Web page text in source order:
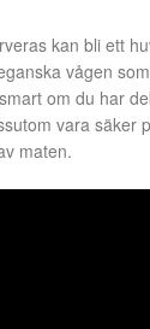
kan bli ett
vågen
om du har
vara säker
maten.